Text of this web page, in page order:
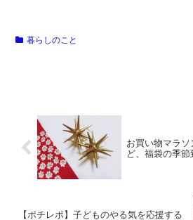
暮らしのこと
お買い物マラ
ど、福袋の季節
【ポチレポ】子どものやる気を応援する